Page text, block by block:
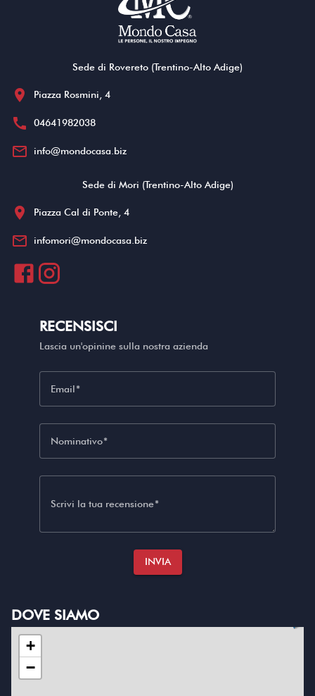
Sede di Rovereto (Trentino-Alto Adige)
location_on Piazza Rosmini, 4
call 04641982038
mail_outline info@mondocasa.biz
Sede di Mori (Trentino-Alto Adige)
location_on Piazza Cal di Ponte, 4
mail_outline infomori@mondocasa.biz
RECENSISCI
Lascia un'opinine sulla nostra azienda
Email
Nominativo
Scrivi la tua recensione
INVIA
DOVE SIAMO
+
−